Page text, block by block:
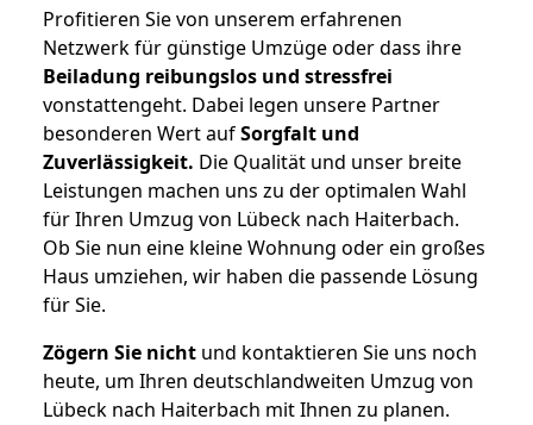
Profitieren Sie von unserem erfahrenen
Netzwerk für günstige Umzüge oder dass ihre
Beiladung reibungslos und stressfrei
vonstattengeht. Dabei legen unsere Partner
besonderen Wert aufSorgfalt und
Zuverlässigkeit. Die Qualität und unser breite
Leistungen machen uns zu der optimalen Wahl
für Ihren Umzug von Lübeck nach Haiterbach.
Ob Sie nun eine kleine Wohnung oder ein großes
Haus umziehen, wir haben die passende Lösung
für Sie.
Zögern Sie nicht und kontaktieren Sie uns noch
heute, um Ihren deutschlandweiten Umzug von
Lübeck nach Haiterbach mit Ihnen zu planen.